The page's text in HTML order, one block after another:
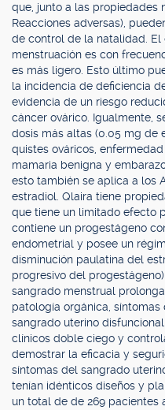
que, junto a las propiedades
Reacciones adversas),
de control de la natalidad.
menstruación es con
es más ligero. Esto último
la incidencia de deficiencia
evidencia de un riesgo
cáncer ovárico. Igualmente,
dosis más altas (0.05 mg de
quistes ováricos,
mamaria benigna y
esto también se aplica a los
estradiol. Qlaira tiene
que tiene un limitado efecto
contiene un progestágeno
endometrial y posee un
disminución paulatina del
progresivo del
sangrado menstrual
patología orgánica,
sangrado uterino
clínicos doble ciego y
demostrar la eficacia y
síntomas del sangrado
tenían idénticos diseños y
un total de de 269 pacientes